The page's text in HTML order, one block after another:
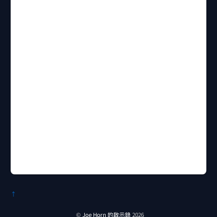
↑
© Joe Horn 的啟示錄 2026